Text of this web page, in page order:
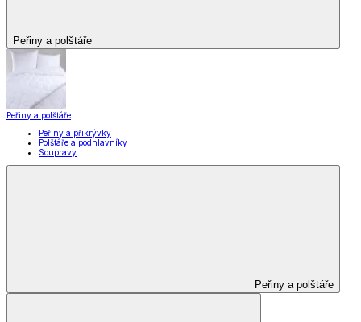
Peřiny a polštáře
Peřiny a polštáře
Peřiny a přikrývky
Polštáře a podhlavníky
Soupravy
Peřiny a polštáře